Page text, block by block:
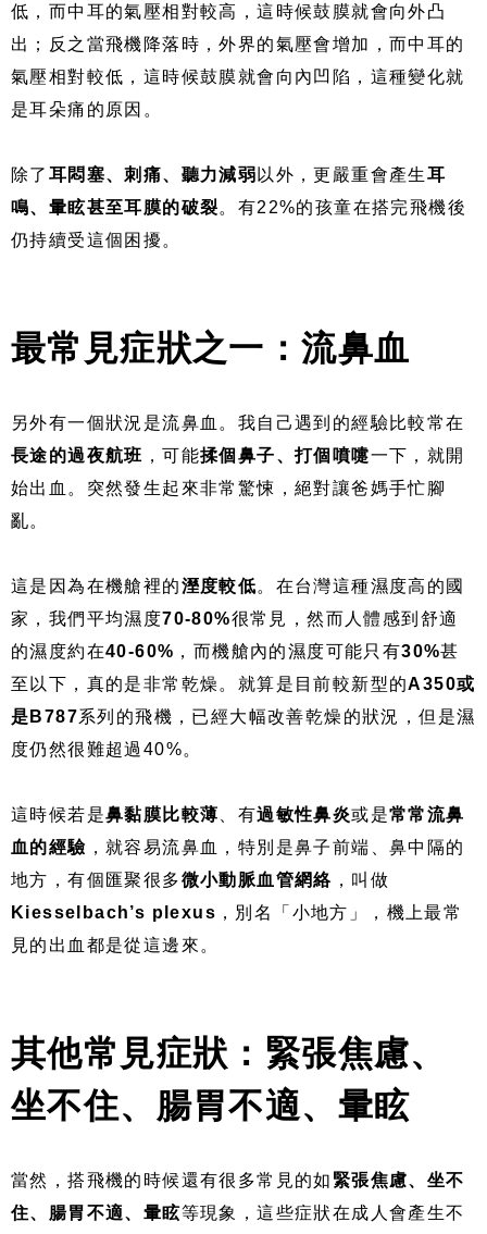
低，而中耳的氣壓相對較高，這時候鼓膜就會向外凸
出；反之當飛機降落時，外界的氣壓會增加，而中耳的
氣壓相對較低，這時候鼓膜就會向內凹陷，這種變化就
是耳朵痛的原因。
除了 耳悶塞、刺痛、聽力減弱 以外，更嚴重會產生耳
鳴、暈眩甚至耳膜的破裂。有22%的孩童在搭完飛機後
仍持續受這個困擾。
最常見症狀之一：流鼻血
另外有一個狀況是流鼻血。我自己遇到的經驗比較常在
長途的過夜航班 ，可能揉個鼻子、打個噴嚏一下，就開
始出血。突然發生起來非常驚悚，絕對讓爸媽手忙腳
亂。
這是因為在機艙裡的溼度較低。在台灣這種濕度高的國
家，我們平均濕度70-80%很常見，然而人體感到舒適
的濕度約在40-60% ，而機艙內的濕度可能只有30%甚
至以下，真的是非常乾燥。就算是目前較新型的A350或
是B787系列的飛機，已經大幅改善乾燥的狀況，但是濕
度仍然很難超過40%。
這時候若是鼻黏膜比較薄 、有過敏性鼻炎或是常常流鼻
血的經驗 ，就容易流鼻血，特別是鼻子前端、鼻中隔的
地方，有個匯聚很多微小動脈血管網絡 ，叫做
Kiesselbach’s plexus ，別名「小地方」，機上最常
見的出血都是從這邊來。
其他常見症狀：緊張焦慮、
坐不住、腸胃不適、暈眩
當然，搭飛機的時候還有很多常見的如 緊張焦慮、坐不
住、腸胃不適、暈眩等現象，這些症狀在成人會產生不